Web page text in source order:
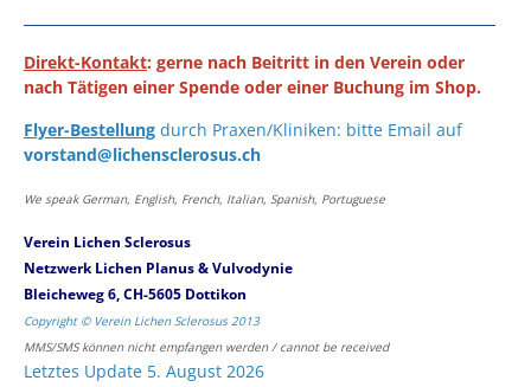
Direkt-Kontakt: gerne nach Beitritt in den Verein oder
nach Tätigen einer Spende oder einer Buchung im Shop.
Flyer-Bestellung durch Praxen/Kliniken: bitte Email auf
vorstand@lichensclerosus.ch
We speak German, English, French, Italian, Spanish, Portuguese
Verein Lichen Sclerosus
Netzwerk Lichen Planus & Vulvodynie
Bleicheweg 6, CH-5605 Dottikon
Copyright © Verein Lichen Sclerosus 2013
MMS/SMS können nicht empfangen werden / cannot be received
Letztes Update 5. August 2026